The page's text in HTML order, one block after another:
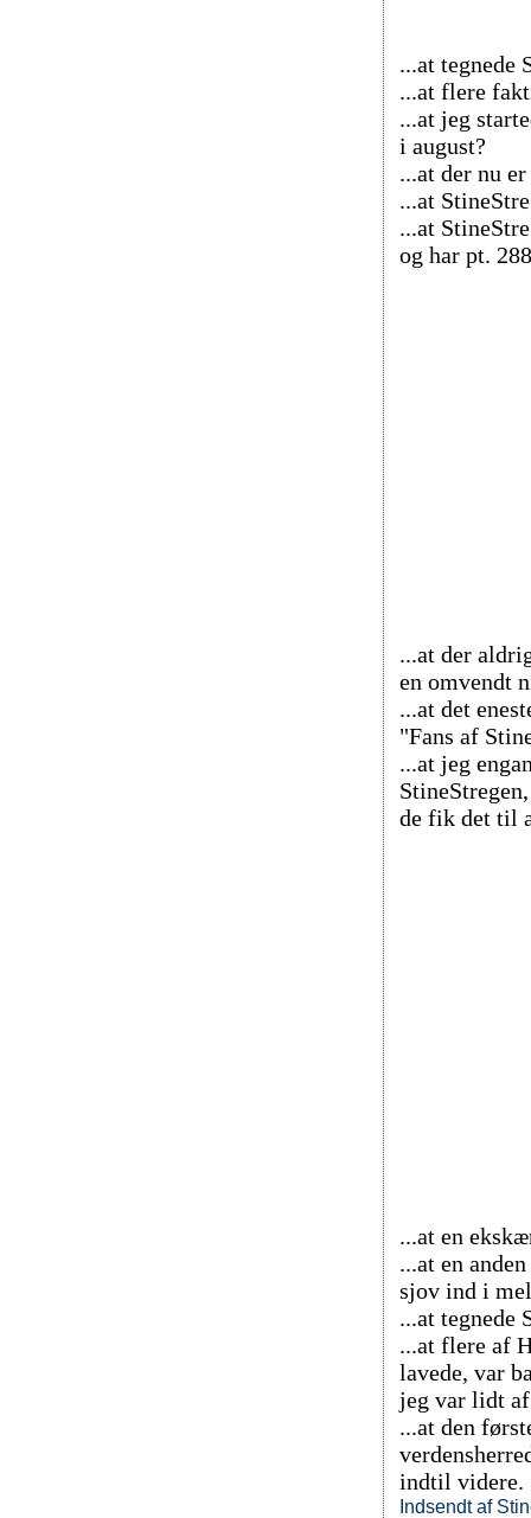
...at tegnede
...at flere
...at jeg
i august?
...at der nu
...at
...at
og har pt.
...at der
en omvendt
...at det
"Fans af
...at jeg
de fik det til
...at en
...at en
sjov ind i
...at tegnede
...at flere af
lavede, var
jeg var lidt
...at den
indtil videre.
Indsendt af